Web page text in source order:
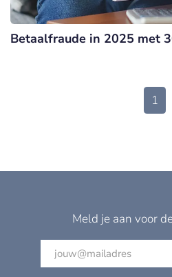
Betaalfraude in 2025 met
1
Meld je aan voor